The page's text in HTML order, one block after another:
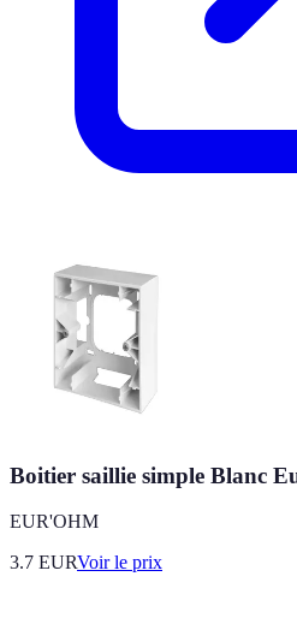
Boitier saillie simple Blanc
EUR'OHM
3.7 EURVoir le prix